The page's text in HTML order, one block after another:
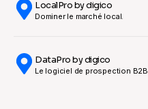
LocalPro by digico
Dominer le marché local.
DataPro by digico
Le logiciel de prospection B2B